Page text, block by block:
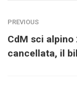
PREVIOUS
CdM sci alpino
cancellata, il